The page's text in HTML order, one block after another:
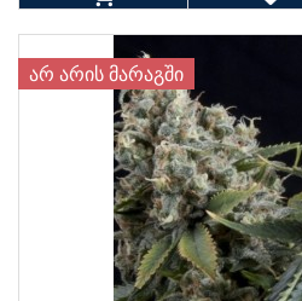
ᲐᲠ ᲐᲠᲘᲡ ᲛᲐᲠᲐᲒᲨᲘ